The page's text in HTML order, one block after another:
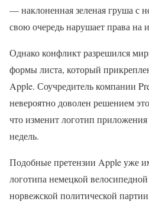
— наклоненная зеленая груша с
свою очередь нарушает права на
Однако конфликт разрешился
формы листа, который
Apple. Соучредитель компании
невероятно доволен решением
что изменит логотип
недель.
Подобные претензии Apple уже
логотипа немецкой
норвежской политической